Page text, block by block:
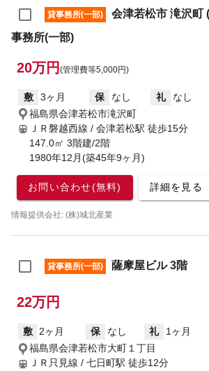
貸事務所(一部)
会津若松市 滝沢町
事務所(一部)
20万円 (管理費等5,000円)
敷 3ヶ月 保 なし 礼
なし
福島県会津若松市滝沢町
ＪＲ磐越西線 / 会津若松駅 徒歩15分
147.0㎡ 3階建/2階
1980年12月(築45年9ヶ月)
お問い合わせ(無料) 詳細を見る
情報提供会社: (株)城北産業
貸事務所(一部) 薩摩屋ビル 3階
22万円
敷 2ヶ月 保 なし 礼
1ヶ月
福島県会津若松市大町１丁目
ＪＲ只見線 / 七日町駅 徒歩12分